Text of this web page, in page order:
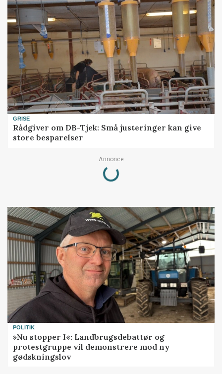
GRISE
Rådgiver om DB-Tjek: Små justeringer kan give
store besparelser
Annonce
Loading...
POLITIK
»Nu stopper I«: Landbrugsdebattør og
protestgruppe vil demonstrere mod ny
gødskningslov